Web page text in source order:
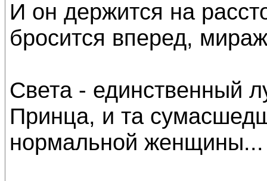
И он держится на
бросится вперед,
Света - единственный
Принца, и та
нормальной женщины...